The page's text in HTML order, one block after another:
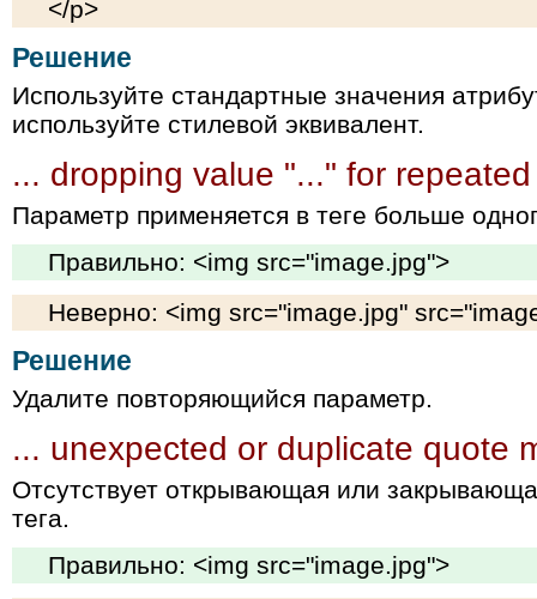
</p>
Решение
Используйте стандартные значения
используйте стилевой эквивалент.
... dropping value "..." for
Параметр применяется в теге больше
Правильно: <img src="image.jpg">
Неверно: <img src="image.jpg"
Решение
Удалите повторяющийся параметр.
... unexpected or duplicate quote
Отсутствует открывающая или
тега.
Правильно: <img src="image.jpg">